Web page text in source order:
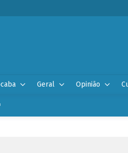
Geral Opinião